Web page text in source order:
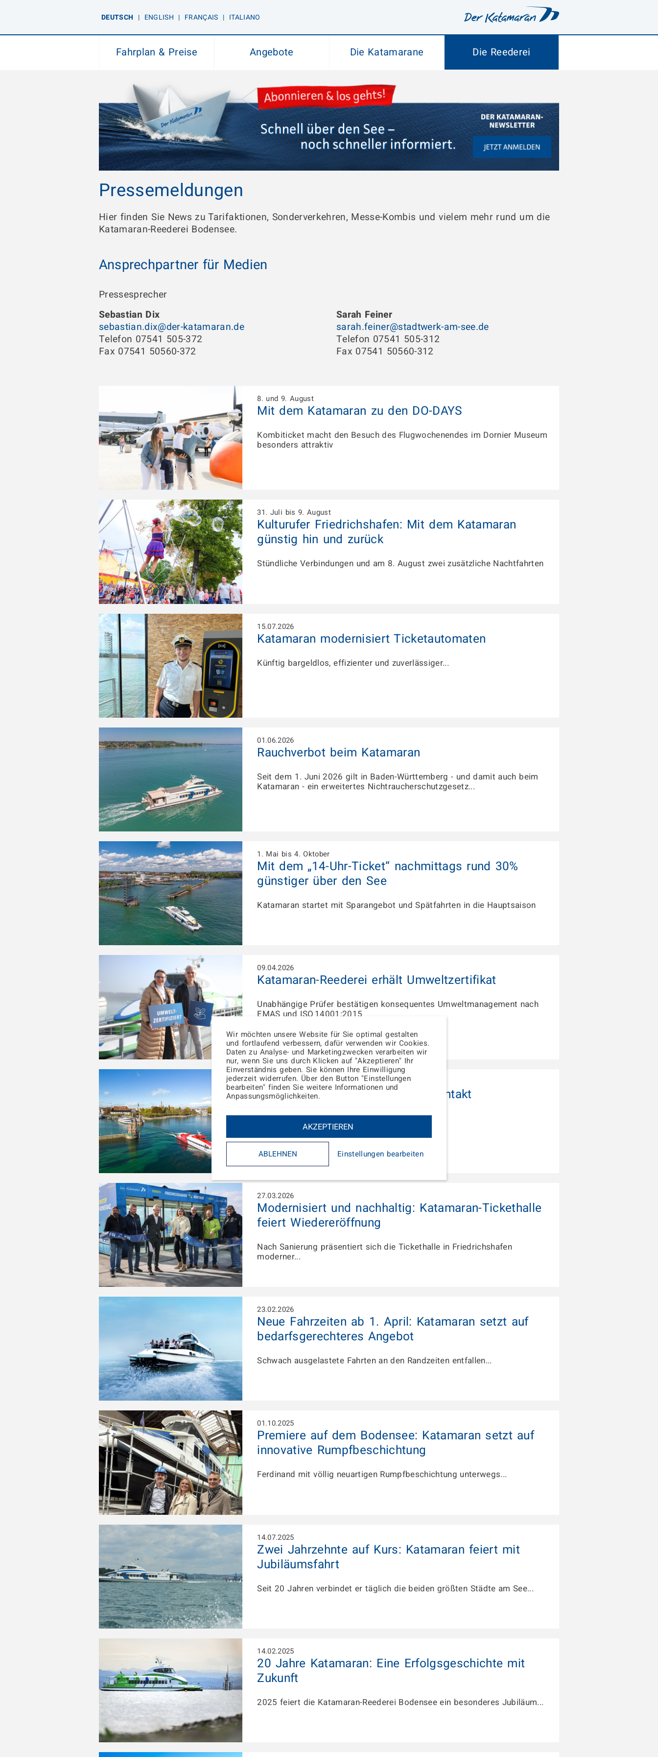
DEUTSCH | ENGLISH | FRANÇAIS | ITALIANO
Fahrplan & Preise Angebote Die Katamarane Die Reederei
Pressemeldungen
Hier finden Sie News zu Tarifaktionen, Sonderverkehren, Messe-Kombis und vielem mehr rund um die
Katamaran-Reederei Bodensee.
Ansprechpartner für Medien
Pressesprecher
Sebastian Dix
sebastian.dix@der-katamaran.de
Telefon 07541 505-372
Fax 07541 50560-372
Sarah Feiner
sarah.feiner@stadtwerk-am-see.de
Telefon 07541 505-312
Fax 07541 50560-312
8. und 9. August
Mit dem Katamaran zu den DO-DAYS
Kombiticket macht den Besuch des Flugwochenendes im Dornier Museum
besonders attraktiv
31. Juli bis 9. August
Kulturufer Friedrichshafen: Mit dem Katamaran
günstig hin und zurück
Stündliche Verbindungen und am 8. August zwei zusätzliche Nachtfahrten
15.07.2026
Katamaran modernisiert Ticketautomaten
Künftig bargeldlos, effizienter und zuverlässiger...
01.06.2026
Rauchverbot beim Katamaran
Seit dem 1. Juni 2026 gilt in Baden-Württemberg - und damit auch beim
Katamaran - ein erweitertes Nichtraucherschutzgesetz...
1. Mai bis 4. Oktober
Mit dem „14-Uhr-Ticket“ nachmittags rund 30%
günstiger über den See
Katamaran startet mit Sparangebot und Spätfahrten in die Hauptsaison
09.04.2026
Katamaran-Reederei erhält Umweltzertifikat
Unabhängige Prüfer bestätigen konsequentes Umweltmanagement nach
EMAS und ISO 14001:2015
1. April bis 4. Oktober
Ab April wieder täglich im Stundentakt
Am Wochenende mit zusätzlichen Spätfahrten
27.03.2026
Modernisiert und nachhaltig: Katamaran-Tickethalle
feiert Wiedereröffnung
Nach Sanierung präsentiert sich die Tickethalle in Friedrichshafen
moderner...
23.02.2026
Neue Fahrzeiten ab 1. April: Katamaran setzt auf
bedarfsgerechteres Angebot
Schwach ausgelastete Fahrten an den Randzeiten entfallen...
01.10.2025
Premiere auf dem Bodensee: Katamaran setzt auf
innovative Rumpfbeschichtung
Ferdinand mit völlig neuartigen Rumpfbeschichtung unterwegs...
14.07.2025
Zwei Jahrzehnte auf Kurs: Katamaran feiert mit
Jubiläumsfahrt
Seit 20 Jahren verbindet er täglich die beiden größten Städte am See...
14.02.2025
20 Jahre Katamaran: Eine Erfolgsgeschichte mit
Zukunft
2025 feiert die Katamaran-Reederei Bodensee ein besonderes Jubiläum...
Wir möchten unsere Website für Sie optimal gestalten
und fortlaufend verbessern, dafür verwenden wir Cookies.
Daten zu Analyse- und Marketingzwecken verarbeiten wir
nur, wenn Sie uns durch Klicken auf "Akzeptieren" Ihr
Einverständnis geben. Sie können Ihre Einwilligung
jederzeit widerrufen. Über den Button "Einstellungen
bearbeiten" finden Sie weitere Informationen und
Anpassungsmöglichkeiten.
ABLEHNEN
AKZEPTIEREN
Einstellungen bearbeiten